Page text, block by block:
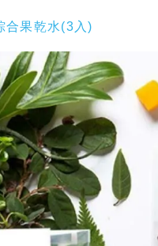
合果乾水(3入)